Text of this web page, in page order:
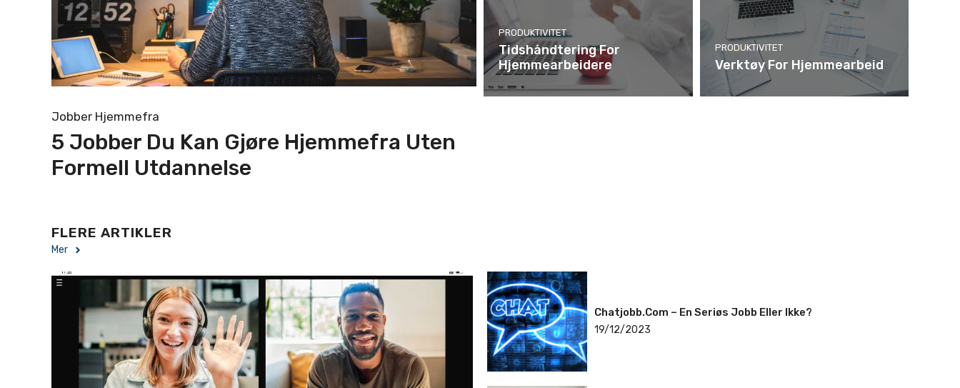
Jobber Hjemmefra
5 Jobber Du Kan Gjøre Hjemmefra Uten
Formell Utdannelse
PRODUKTIVITET
Tidshåndtering For
Hjemmearbeidere
PRODUKTIVITET
Verktøy For Hjemmearbeid
FLERE ARTIKLER
Mer
Chatjobb.com – En Seriøs Jobb Eller Ikke?
19/12/2023